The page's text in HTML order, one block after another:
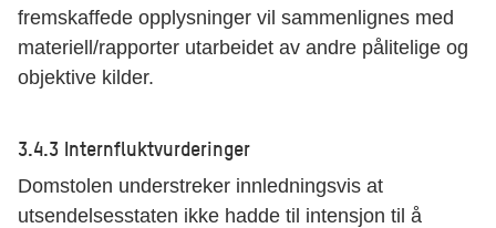
fremskaffede opplysninger vil sammenlignes med
materiell/rapporter utarbeidet av andre pålitelige og
objektive kilder.
3.4.3 Internfluktvurderinger
Domstolen understreker innledningsvis at
utsendelsesstaten ikke hadde til intensjon til å